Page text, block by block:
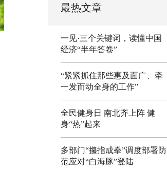
最热文章
一见·三个关键词，读懂中国
经济“半年答卷”
“紧紧抓住那些惠及面广、牵
一发而动全身的工作”
全民健身日 南北齐上阵 健
身“热”起来
多部门“攥指成拳”调度部署防
范应对“白海豚”登陆